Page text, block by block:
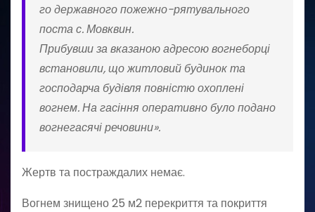
го державного пожежно-рятувального
поста с. Мовквин.
Прибувши за вказаною адресою вогнеборці
встановили, що житловий будинок та
господарча будівля повністю охоплені
вогнем. На гасіння оперативно було подано
вогнегасячі речовини».
Жертв та постраждалих немає.
Вогнем знищено 25 м2 перекриття та покриття